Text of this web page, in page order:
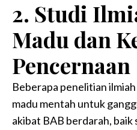
2. Studi
Madu dan
Pencernaan
Beberapa penelitian
madu mentah untuk
akibat BAB berdarah, baik